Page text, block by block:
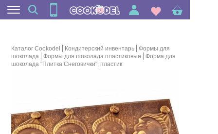
Каталог Cookodel Кондитерский инвентарь
Формы для
шоколада
Формы для шоколада пластиковые
Форма для
шоколада "Плитка Снеговички", пластик